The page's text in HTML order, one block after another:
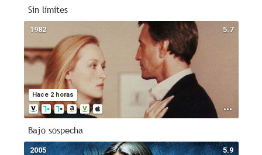
Sin límites
5.7
Hace 2 horas
1982
Bajo sospecha
5.9
2005